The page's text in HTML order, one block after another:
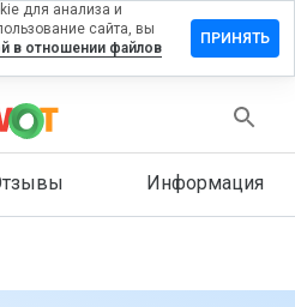
Информация
для анализа и
сайта, вы
в отношении файлов
ПРИНЯТЬ